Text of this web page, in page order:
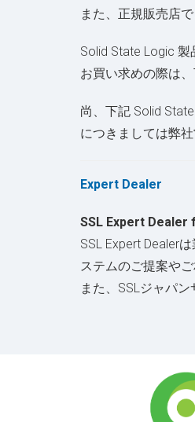
また、正規販売店
Solid State Logic 製
お買い求めの際は
尚、下記 Solid
につきましては弊
Expert Dealer
SSL Expert Dealer
SSL Expert Dealer
ステムのご提案や
また、SSLジャパ